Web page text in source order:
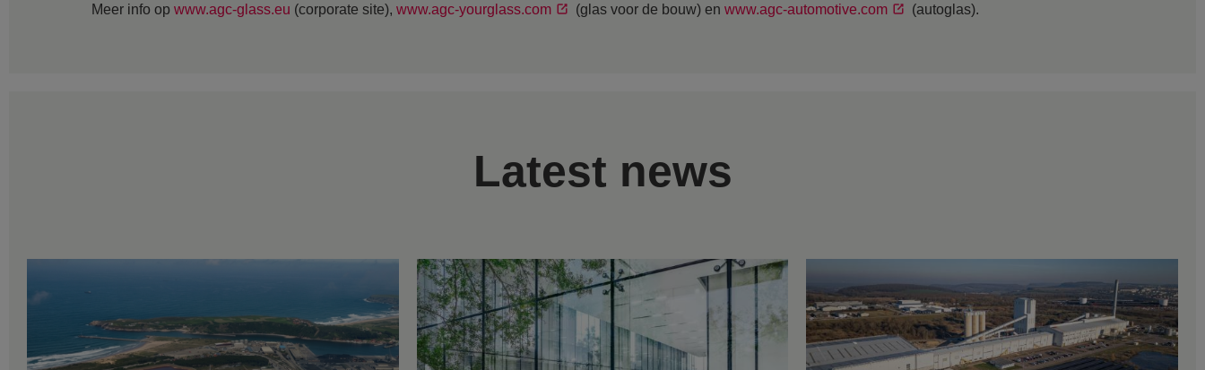
Meer info op www.agc-glass.eu (corporate site), www.agc-yourglass.com (glas voor de bouw) en www.agc-automotive.com (autoglas).
Latest news